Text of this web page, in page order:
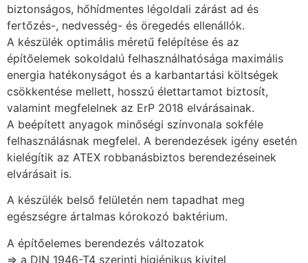
biztonságos, hőhídmentes légoldali zárást ad és
fertőzés-, nedvesség- és öregedés ellenállók.
A készülék optimális méretű felépítése és az
építőelemek sokoldalú felhasználhatósága maximális
energia hatékonyságot és a karbantartási költségek
csökkentése mellett, hosszú élettartamot biztosít,
valamint megfelelnek az ErP 2018 elvárásainak.
A beépített anyagok minőségi színvonala sokféle
felhasználásnak megfelel. A berendezések igény esetén
kielégítik az ATEX robbanásbiztos berendezéseinek
elvárásait is.
A készülék belső felületén nem tapadhat meg
egészségre ártalmas kórokozó baktérium.
A építőelemes berendezés változatok
⇒ a DIN 1946-T4 szerinti higiénikus kivitel